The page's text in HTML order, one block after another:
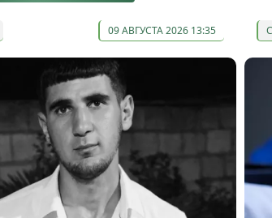
09 АВГУСТА 2026 13:35